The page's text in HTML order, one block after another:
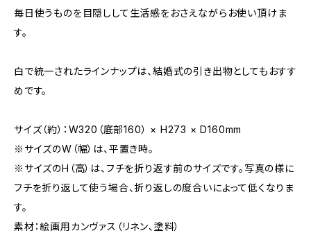
毎日使うものを目隠しして生活感をおさえながらお使い頂けま
す。
白で統一されたラインナップは、結婚式の引き出物としてもおすす
めです。
サイズ（約）：W320（底部160） × H273 × D160mm
※サイズのW（幅）は、平置き時。
※サイズのH（高）は、フチを折り返す前のサイズです。写真の様に
フチを折り返して使う場合、折り返しの度合いによって低くなりま
す。
素材：絵画用カンヴァス（リネン、塗料）